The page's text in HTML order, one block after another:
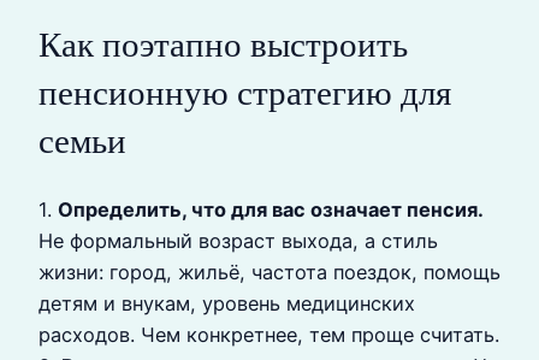
Как поэтапно выстроить
пенсионную стратегию для
семьи
1. Определить, что для вас означает пенсия.
Не формальный возраст выхода, а стиль
жизни: город, жильё, частота поездок, помощь
детям и внукам, уровень медицинских
расходов. Чем конкретнее, тем проще считать.